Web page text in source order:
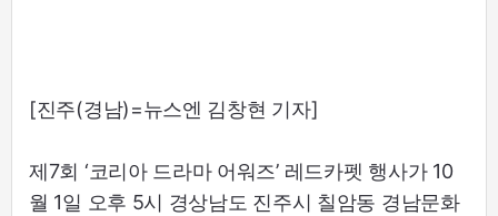
[진주(경남)=뉴스엔 김창현 기자]
제7회 ‘코리아 드라마 어워즈’ 레드카펫 행사가 10
월 1일 오후 5시 경상남도 진주시 칠암동 경남문화